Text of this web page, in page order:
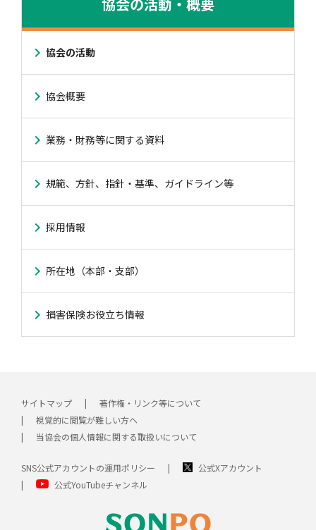
協会の活動
協会概要
業務・財務等に関する資料
規範、方針、指針・基準、ガイドライン等
採用情報
所在地（本部・支部）
損害保険お役立ち情報
サイトマップ
著作権・リンク等について
視覚的に閲覧が難しい方へ
当協会の個人情報に関する取扱いについて
SNS公式アカウントの運用ポリシー
公式Xアカウント
公式YouTubeチャンネル